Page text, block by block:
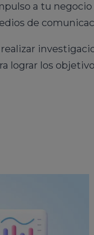
a tu
de
lograr los